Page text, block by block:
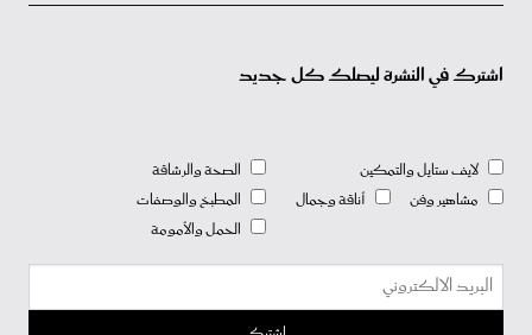
اشترك في النشرة ليصلك كل جديد
لايف ستايل والتمكين
مشاهير وفن
أناقة وجمال
الصحة والرشاقة
المطبخ والوصفات
الحمل والأمومة